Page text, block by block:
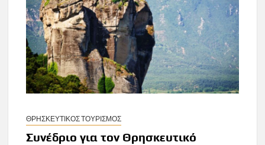
ΘΡΗΣΚΕΥΤΙΚΟΣ ΤΟΥΡΙΣΜΟΣ
Συνέδριο για τον Θρησκευτικό